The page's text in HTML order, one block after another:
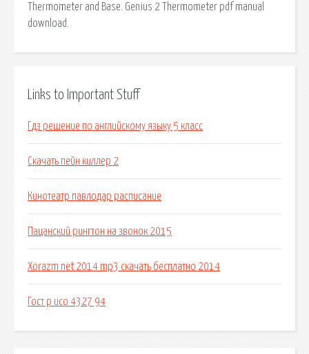
Thermometer and Base. Genius 2 Thermometer pdf manual
download.
Links to Important Stuff
Гдз решение по английскому языку 5 класс
Скачать пейн киллер 2
Кинотеатр павлодар расписание
Пацанский рингтон на звонок 2015
Xorazm net 2014 mp3 скачать бесплатно 2014
Гост р исо 4327 94